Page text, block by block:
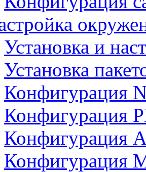
Установка и
Установка
Конфигурация
Конфигурация
Конфигурация
Конфигурация